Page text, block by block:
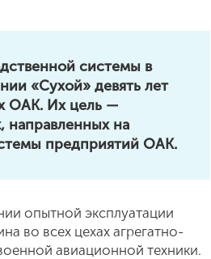
системы в
«Сухой» девять лет
ОАК. Их цель —
направленных на
предприятий ОАК.
опытной эксплуатации
во всех цехах агрегатно-
авиационной техники.